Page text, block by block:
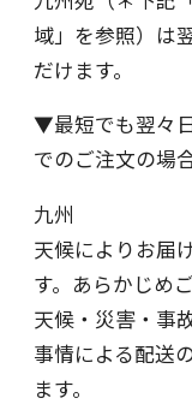
域」を参照）は
だけます。
▼最短でも翌々
でのご注文の場合
九州
天候によりお届
す。あらかじめ
天候・災害・事
事情による配送
ます。